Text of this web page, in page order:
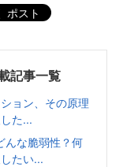
ポスト
記事一覧
ョン、その原理
た...
んな脆弱性？何
たい...